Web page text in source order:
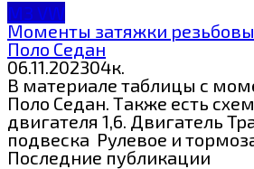
МЗ VW
Моменты затяжки
Поло Седан
06.11.202304к.
В материале таблицы с
Поло Седан. Также есть
двигателя 1,6. Двигатель
подвеска Рулевое и
Последние публикации